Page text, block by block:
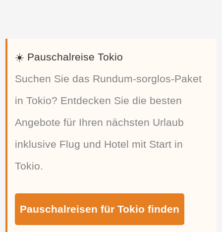
☀️ Pauschalreise Tokio
Suchen Sie das Rundum-sorglos-Paket
in Tokio? Entdecken Sie die besten
Angebote für Ihren nächsten Urlaub
inklusive Flug und Hotel mit Start in
Tokio.
Pauschalreisen für Tokio finden